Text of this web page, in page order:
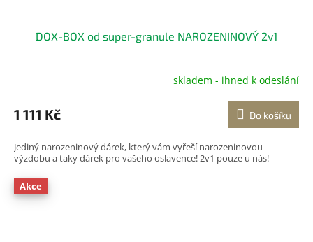
DOX-BOX od super-granule NAROZENINOVÝ 2v1
produktu
je
z
5
hvězdiček.
skladem - ihned k odeslání
1 111 Kč Do košíku
Jediný narozeninový dárek, který vám vyřeší narozeninovou
výzdobu a taky dárek pro vašeho oslavence! 2v1 pouze u nás!
Akce